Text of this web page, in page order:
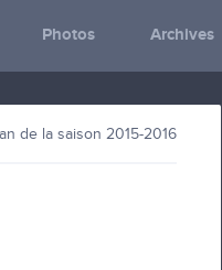
Photos Archives
de la saison 2015-2016